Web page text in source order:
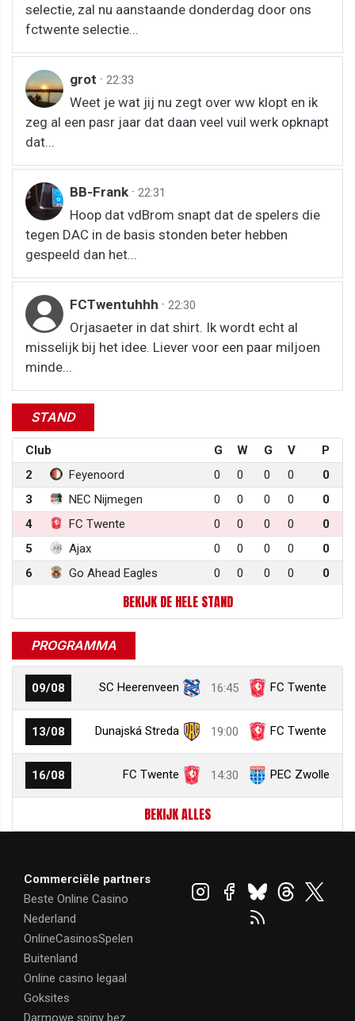
selectie, zal nu aanstaande donderdag door ons
fctwente selectie...
grot · 22:33
Weet je wat jij nu zegt over ww klopt en ik
zeg al een pasr jaar dat daan veel vuil werk opknapt
dat...
BB-Frank · 22:31
Hoop dat vdBrom snapt dat de spelers die
tegen DAC in de basis stonden beter hebben
gespeeld dan het...
FCTwentuhhh · 22:30
Orjasaeter in dat shirt. Ik wordt echt al
misselijk bij het idee. Liever voor een paar miljoen
minde...
STAND
Club G W G V
P
2
Feyenoord 0 0 0 0
0
3
NEC Nijmegen 0 0 0 0
0
4
FC Twente 0 0 0 0
0
5
Ajax 0 0 0 0
0
6
Go Ahead Eagles 0 0 0 0 0
BEKIJK DE HELE STAND
PROGRAMMA
09/08 SC Heerenveen 16:45 FC Twente
13/08 Dunajská Streda 19:00 FC Twente
16/08 FC Twente 14:30 PEC Zwolle
BEKIJK ALLES
Commerciële partners
Beste Online Casino
Nederland
OnlineCasinosSpelen
Buitenland
Online casino legaal
Goksites
Darmowe spiny bez